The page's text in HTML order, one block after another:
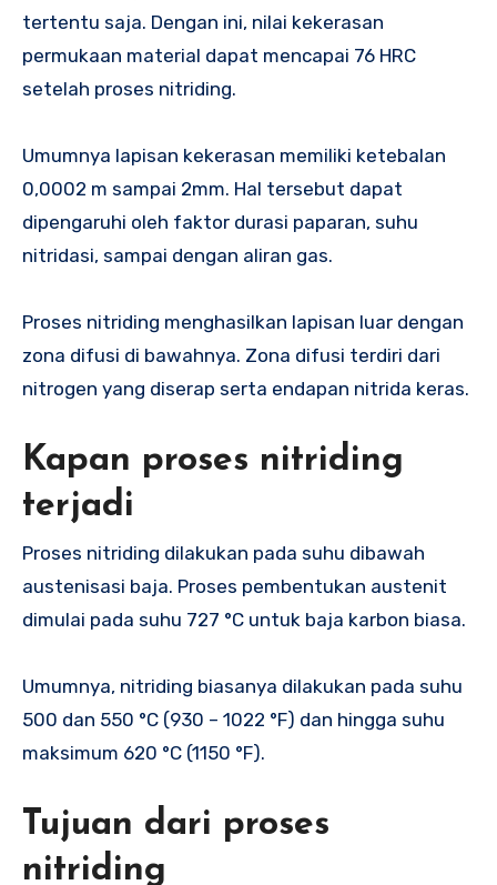
tertentu saja. Dengan ini, nilai kekerasan
permukaan material dapat mencapai 76 HRC
setelah proses nitriding.
Umumnya lapisan kekerasan memiliki ketebalan
0,0002 m sampai 2mm. Hal tersebut dapat
dipengaruhi oleh faktor durasi paparan, suhu
nitridasi, sampai dengan aliran gas.
Proses nitriding menghasilkan lapisan luar dengan
zona difusi di bawahnya. Zona difusi terdiri dari
nitrogen yang diserap serta endapan nitrida keras.
Kapan proses nitriding
terjadi
Proses nitriding dilakukan pada suhu dibawah
austenisasi baja. Proses pembentukan austenit
dimulai pada suhu 727 °C untuk baja karbon biasa.
Umumnya, nitriding biasanya dilakukan pada suhu
500 dan 550 °C (930 – 1022 °F) dan hingga suhu
maksimum 620 °C (1150 °F).
Tujuan dari proses
nitriding